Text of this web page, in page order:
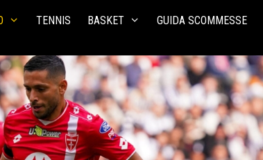
TENNIS BASKET GUIDA SCOMMESSE